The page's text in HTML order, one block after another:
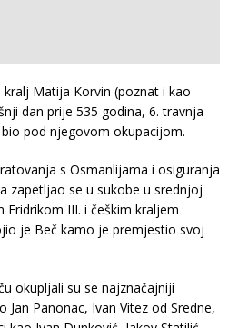
Matija Korvin (poznat i kao
dan prije 535 godina, 6. travnja
pod njegovom okupacijom.
s Osmanlijama i osiguranja
zapetljao se u sukobe u srednjoj
Fridrikom III. i češkim kraljem
je Beč kamo je premjestio svoj
okupljali su se najznačajniji
Panonac, Ivan Vitez od Sredne,